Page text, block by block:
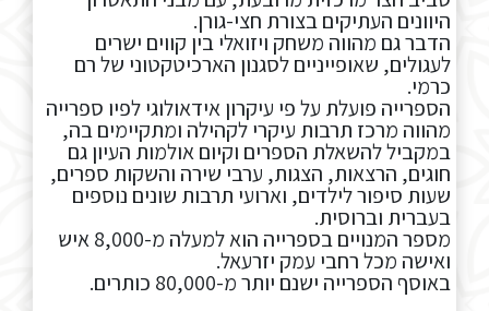
היוונים העתיקים בצורת חצי-גורן.
הדבר גם מהווה משחק ויזואלי בין קווים ישרים
לעגולים, שאופייניים לסגנון הארכיטקטוני של רם
כרמי.
הספרייה פועלת על פי עיקרון אידאולוגי לפיו ספרייה
מהווה מרכז תרבות עיקרי לקהילה ומתקיימים בה,
במקביל להשאלת הספרים וקיום אולמות העיון גם
חוגים, הרצאות, הצגות, ערבי שירה והשקות ספרים,
שעות סיפור לילדים, וארועי תרבות שונים נוספים
בעברית וברוסית.
מספר המנויים בספרייה הוא למעלה מ-8,000איש
ואישה מכל רחבי עמק יזרעאל.
באוסף הספרייה ישנם יותר מ-80,000 כותרים.